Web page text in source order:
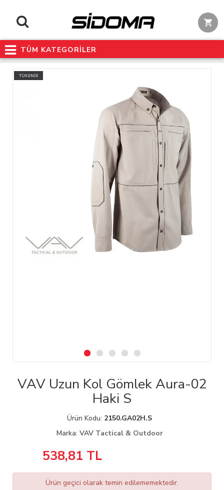
TÜM KATEGORİLER
TÜKENDİ
VAV Uzun Kol Gömlek Aura-02
Haki S
Ürün Kodu: 2150.GA02H.S
Marka: VAV Tactical & Outdoor
538,81 TL
Ürün geçici olarak temin edilememektedir.